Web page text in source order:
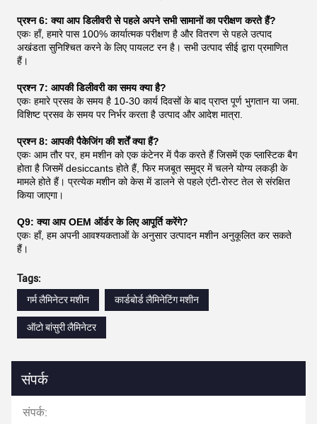
प्रश्न 6: क्या आप डिलीवरी से पहले अपने सभी सामानों का परीक्षण करते हैं?
एकः हाँ, हमारे पास 100% कार्यात्मक परीक्षण है और वितरण से पहले उत्पाद
अखंडता सुनिश्चित करने के लिए पायलट रन है। सभी उत्पाद सीई द्वारा प्रमाणित
हैं।
प्रश्न 7: आपकी डिलीवरी का समय क्या है?
एकः हमारे प्रसव के समय है 10-30 कार्य दिवसों के बाद प्राप्त पूर्ण भुगतान या जमा.
विशिष्ट प्रसव के समय पर निर्भर करता है उत्पाद और आदेश मात्रा.
प्रश्न 8: आपकी पैकेजिंग की शर्तें क्या हैं?
एकः आम तौर पर, हम मशीन को एक कंटेनर में पैक करते हैं जिसमें एक प्लास्टिक बैग
होता है जिसमें desiccants होते हैं, फिर मजबूत समुद्र में चलने योग्य लकड़ी के
मामले होते हैं। प्रत्येक मशीन को केस में डालने से पहले एंटी-रोस्ट तेल से संरक्षित
किया जाएगा।
Q9: क्या आप OEM ऑर्डर के लिए आपूर्ति करेंगे?
एकः हाँ, हम अपनी आवश्यकताओं के अनुसार उत्पादन मशीन अनुकूलित कर सकते
हैं।
Tags:
गर्म लैमिनेटर मशीन
कार्डबोर्ड लैमिनेटिंग मशीन
ऑटो बांसुरी लैमिनेटर
संपर्क
संपर्क: